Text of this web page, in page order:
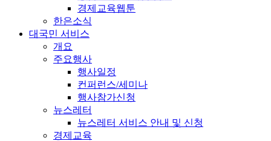
경제교육웹툰
한은소식
대국민 서비스
개요
주요행사
행사일정
컨퍼런스/세미나
행사참가신청
뉴스레터
뉴스레터 서비스 안내 및 신청
경제교육